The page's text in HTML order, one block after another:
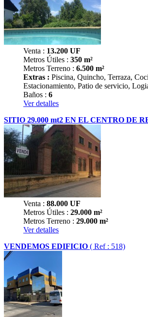
Venta : 13.200 UF
Metros Útiles : 350 m²
Metros Terreno : 6.500 m²
Extras : Piscina, Quincho, Terraza,
Estacionamiento, Patio de servicio,
Baños : 6
Ver detalles
SITIO 29.000 mt2 EN EL CENTRO DE
Venta : 88.000 UF
Metros Útiles : 29.000 m²
Metros Terreno : 29.000 m²
Ver detalles
VENDEMOS EDIFICIO ( Ref : 518)